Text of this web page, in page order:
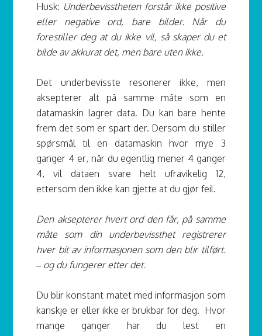
Husk: Underbevisstheten forstår ikke positive
eller negative ord, bare bilder. Når du
forestiller deg at du ikke vil, så skaper du et
bilde av akkurat det, men bare uten ikke.
Det underbevisste resonerer ikke, men
aksepterer alt på samme måte som en
datamaskin lagrer data. Du kan bare hente
frem det som er spart der. Dersom du stiller
spørsmål til en datamaskin hvor mye 3
ganger 4 er, når du egentlig mener 4 ganger
4, vil dataen svare helt ufravikelig 12,
ettersom den ikke kan gjette at du gjør feil.
Den aksepterer hvert ord den får, på samme
måte som din underbevissthet registrerer
hver bit av informasjonen som den blir tilført.
– og du fungerer etter det.
Du blir konstant matet med informasjon som
kanskje er eller ikke er brukbar for deg. Hvor
mange ganger har du lest en